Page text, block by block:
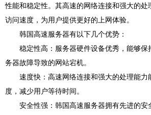
性能和稳定性。其高速的网络连接和强大的处
访问速度，为用户提供更好的上网体验。
韩国高速服务器有以下几个优势：
稳定性高：服务器硬件设备优秀，能够保
务器故障导致的网站宕机。
速度快：高速网络连接和强大的处理能力
度，减少用户等待时间。
安全性强：韩国高速服务器拥有先进的安